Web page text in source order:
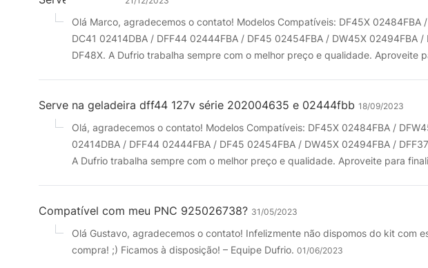
Olá Marco, agradecemos o contato! Modelos Compatíveis: DF45X
DC41 02414DBA / DFF44 02444FBA / DF45 02454FBA / DW45X
DF48X. A Dufrio trabalha sempre com o melhor preço e qualidade. Aproveite
Serve na geladeira dff44 127v série 202004635 e 02444fbb 18/09/2023
Olá, agradecemos o contato! Modelos Compatíveis: DF45X 02484FBA /
02414DBA / DFF44 02444FBA / DF45 02454FBA / DW45X 02494FBA /
A Dufrio trabalha sempre com o melhor preço e qualidade. Aproveite para
Compatível com meu PNC 925026738? 31/05/2023
Olá Gustavo, agradecemos o contato! Infelizmente não dispomos do kit com
compra! ;) Ficamos à disposição! – Equipe Dufrio. 01/06/2023